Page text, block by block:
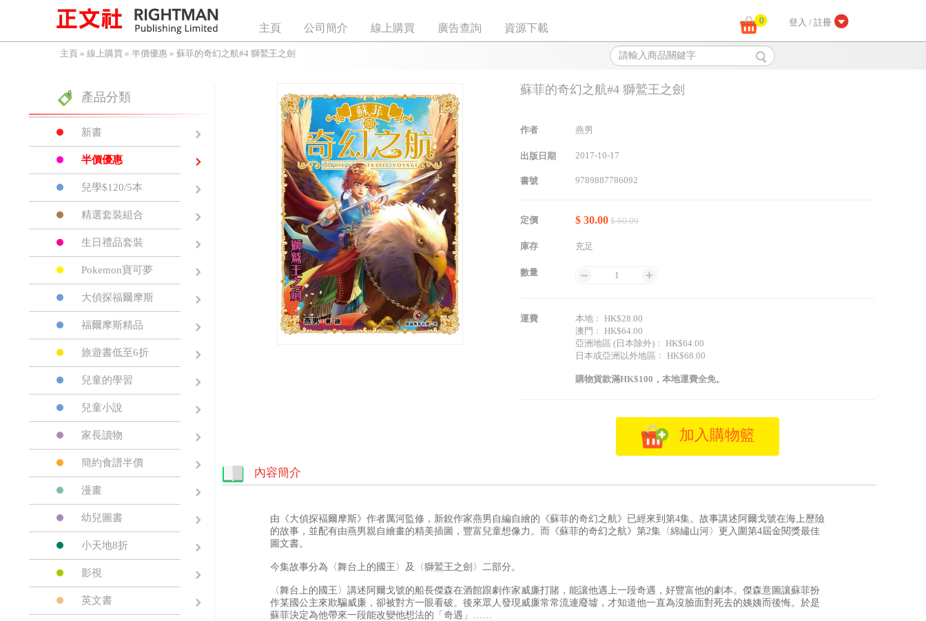
主頁 公司簡介 線上購買 廣告查詢 資源下載 登入 / 註冊
0
主頁 » 線上購買 » 半價優惠 » 蘇菲的奇幻之航#4 獅鷲王之劍
產品分類
新書
半價優惠
兒學$120/5本
精選套裝組合
生日禮品套裝
Pokemon寶可夢
大偵探福爾摩斯
福爾摩斯精品
旅遊書低至6折
兒童的學習
兒童小說
家長讀物
簡約食譜半價
漫畫
幼兒圖書
小天地8折
影視
英文書
蘇菲的奇幻之航#4 獅鷲王之劍
作者 燕男
出版日期 2017-10-17
書號 9789887786092
定價 $ 30.00 $ 60.00
庫存 充足
數量 1
運費
本地﹕ HK$28.00
澳門﹕ HK$64.00
亞洲地區 (日本除外)﹕ HK$64.00
日本或亞洲以外地區﹕ HK$68.00
購物貨款滿HK$100，本地運費全免。
加入購物籃
內容簡介
由《大偵探褔爾摩斯》作者厲河監修，新銳作家燕男自編自繪的《蘇菲的奇幻之航》已經來到第4集。故事講述阿爾戈號在海上歷險
的故事，並配有由燕男親自繪畫的精美插圖，豐富兒童想像力。而《蘇菲的奇幻之航》第2集〈綿繡山河〉更入圍第4屆金閱獎最佳
圖文書。
今集故事分為〈舞台上的國王〉及〈獅鷲王之劍〉二部分。
〈舞台上的國王〉講述阿爾戈號的船長傑森在酒館跟劇作家威廉打賭，能讓他遇上一段奇遇，好豐富他的劇本。傑森意圖讓蘇菲扮
作某國公主來欺騙威廉，卻被對方一眼看破。後來眾人發現威廉常常流連廢墟，才知道他一直為沒臉面對死去的姨姨而後悔。於是
蘇菲決定為他帶來一段能改變他想法的「奇遇」……